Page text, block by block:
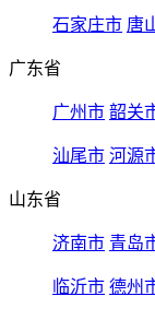
石家庄市 唐
广东省
广州市 韶关
汕尾市 河源
山东省
济南市 青岛
临沂市 德州